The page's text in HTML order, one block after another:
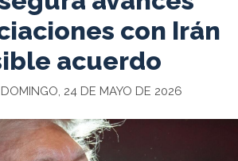
con Irán
acuerdo
24 DE MAYO DE 2026